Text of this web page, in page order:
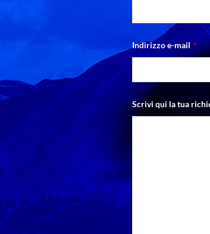
Indirizzo e-mail *
Scrivi qui la tua